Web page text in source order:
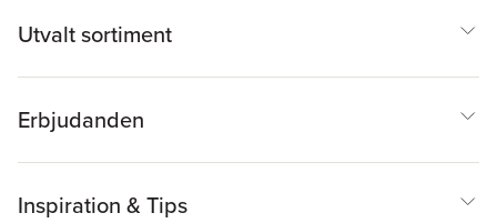
Utvalt sortiment
Erbjudanden
Inspiration & Tips